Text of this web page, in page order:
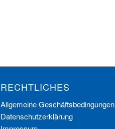
RECHTLICHES
Allgemeine Geschäftsbedingungen
Datenschutzerklärung